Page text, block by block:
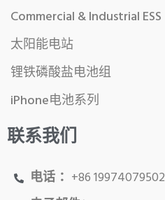
Commercial & Industrial ESS
太阳能电站
锂铁磷酸盐电池组
iPhone电池系列
联系我们
电话 ： +86 19974079502